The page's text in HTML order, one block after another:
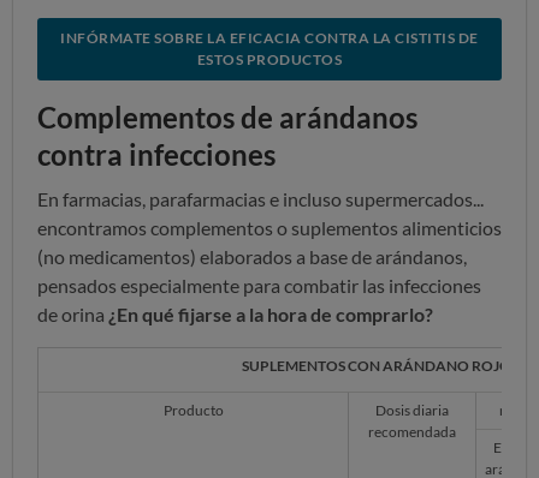
INFÓRMATE SOBRE LA EFICACIA CONTRA LA CISTITIS DE
ESTOS PRODUCTOS
Complementos de arándanos
contra infecciones
En farmacias, parafarmacias e incluso supermercados...
encontramos complementos o suplementos alimenticios
(no medicamentos) elaborados a base de arándanos,
pensados especialmente para combatir las infecciones
de orina ¿En qué fijarse a la hora de comprarlo?
SUPLEMENTOS CON ARÁNDANO ROJO
Producto
Dosis diaria
recomendada
mg